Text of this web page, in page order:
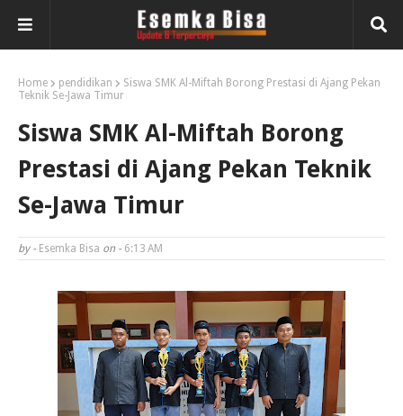
Home pendidikan
Siswa SMK Al-Miftah Borong Prestasi di Ajang Pekan
Teknik Se-Jawa Timur
Siswa SMK Al-Miftah Borong
Prestasi di Ajang Pekan Teknik
Se-Jawa Timur
by - Esemka Bisa on - 6:13 AM